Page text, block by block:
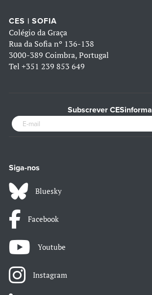
CES | SOFIA
Colégio da Graça
Rua da Sofia nº 136-138
3000-389 Coimbra, Portugal
Tel +351 239 853 649
Subscrever CESinforma
Siga-nos
Bluesky
Facebook
Youtube
Instagram